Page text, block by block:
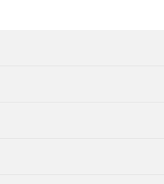
Поймал 8 наников.